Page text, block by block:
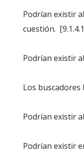
Podrían existir
cuestión.
Podrían existir
Los
Podrían existir
Podrían existir